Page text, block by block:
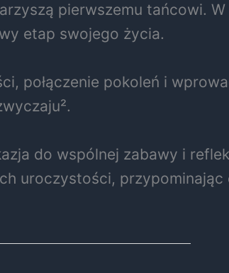
pierwszemu tańcowi.
etap swojego życia.
połączenie pokoleń i
do wspólnej zabawy i
uroczystości,